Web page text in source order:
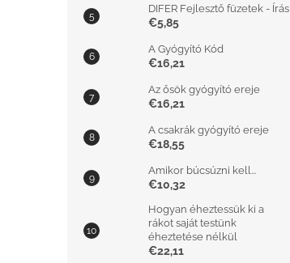
DIFER Fejlesztő füzetek - Írás
€5,85
A Gyógyító Kód
€16,21
Az ősök gyógyító ereje
€16,21
A csakrák gyógyító ereje
€18,55
Amikor búcsúzni kell...
€10,32
Hogyan éheztessük ki a
rákot saját testünk
éheztetése nélkül
€22,11